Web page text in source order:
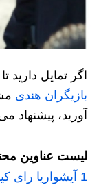
اگر تمایل دارید
بازیگران هندی
آورید، پیشنهاد
لیست عناوین
1 آیشواریا رای